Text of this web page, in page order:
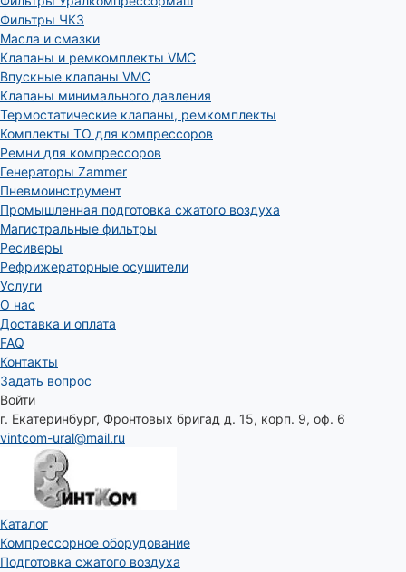
Фильтры ЧКЗ
Масла и смазки
Клапаны и ремкомплекты VMC
Впускные клапаны VMC
Клапаны минимального давления
Термостатические клапаны, ремкомплекты
Комплекты ТО для компрессоров
Ремни для компрессоров
Генераторы Zammer
Пневмоинструмент
Промышленная подготовка сжатого воздуха
Магистральные фильтры
Ресиверы
Рефрижераторные осушители
Услуги
О нас
Доставка и оплата
FAQ
Контакты
Задать вопрос
Войти
г. Екатеринбург, Фронтовых бригад д. 15, корп. 9, оф. 6
vintcom-ural@mail.ru
Каталог
Компрессорное оборудование
Подготовка сжатого воздуха